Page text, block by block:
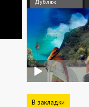
Дубляж
В закладки